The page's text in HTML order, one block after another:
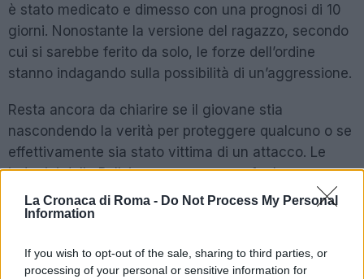
La Cronaca di Roma - Do Not Process My Personal
Information
If you wish to opt-out of the sale, sharing to third parties, or
processing of your personal or sensitive information for
è stato medicato e dimesso con una prognosi di 10
giorni. Nonostante la versione del ragazzo, secondo
cui si sarebbe ferito da solo, le forze dell’ordine
stanno indagando sulla possibilità di un’aggressione.
Resta ancora da chiarire se il giovane stia
nascondendo la verità per proteggere qualcuno o se
effettivamente sia stato vittima di un attacco. Le
indagini della Polizia proseguono per far luce su
questo misterioso episodio.
POTREBBE INTERESSARTI